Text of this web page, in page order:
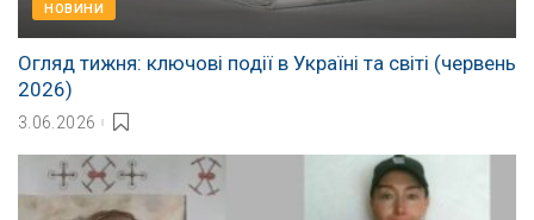
НОВИНИ
Огляд тижня: ключові події в Україні та світі (червень
2026)
3.06.2026